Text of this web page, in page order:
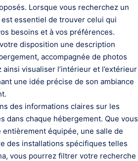
Lorsque vous recherchez un
essentiel de trouver celui qui
besoins et à vos préférences.
disposition une description
accompagnée de photos
visualiser l’intérieur et l’extérieur
une idée précise de son ambiance
des informations claires sur les
dans chaque hébergement. Que vous
équipée, une salle de
des installations spécifiques telles
vous pourrez filtrer votre recherche